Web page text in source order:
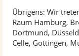
Übrigens: Wir
Raum Hamburg,
Dortmund,
Celle, Göttingen,